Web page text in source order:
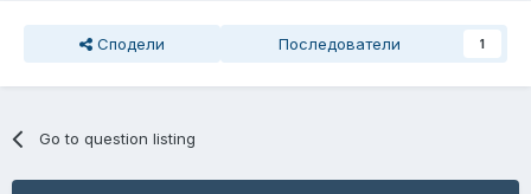
Сподели Последователи 1
Go to question listing